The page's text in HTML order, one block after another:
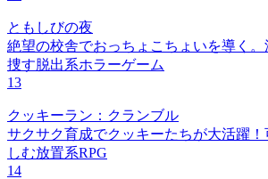
ともしびの夜
絶望の校舎でおっちょこちょいを導く
捜す脱出系ホラーゲーム
13
クッキーラン：クランブル
サクサク育成でクッキーたちが大活躍
しむ放置系RPG
14